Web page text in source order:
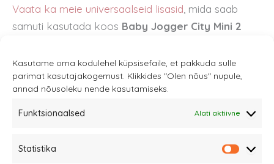
Kasutame oma kodulehel küpsisefaile, et pakkuda sulle
parimat kasutajakogemust. Klikkides "Olen nõus" nupule,
annad nõusoleku nende kasutamiseks.
Funktsionaalsed Alati aktiivne
Statistika
Vaata ka meie universaalseid lisasid , mida saab
samuti kasutada koos Baby Jogger City Mini 2